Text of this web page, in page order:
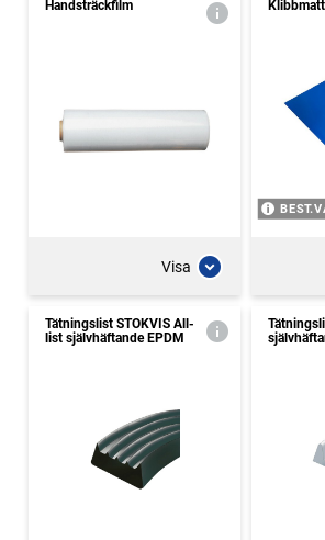
Handsträckfilm
Visa
Tätningslist STOKVIS All-
list självhäftande EPDM